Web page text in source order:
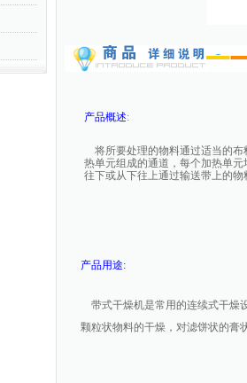
产品概述:
将所要处理的物料通过适当的布
热单元组成的通道，每个加热单
往下或从下往上通过输送带上的
产品用途:
带式干燥机是常用的连续式干燥
颗粒状物料的干燥，对滤饼状的膏